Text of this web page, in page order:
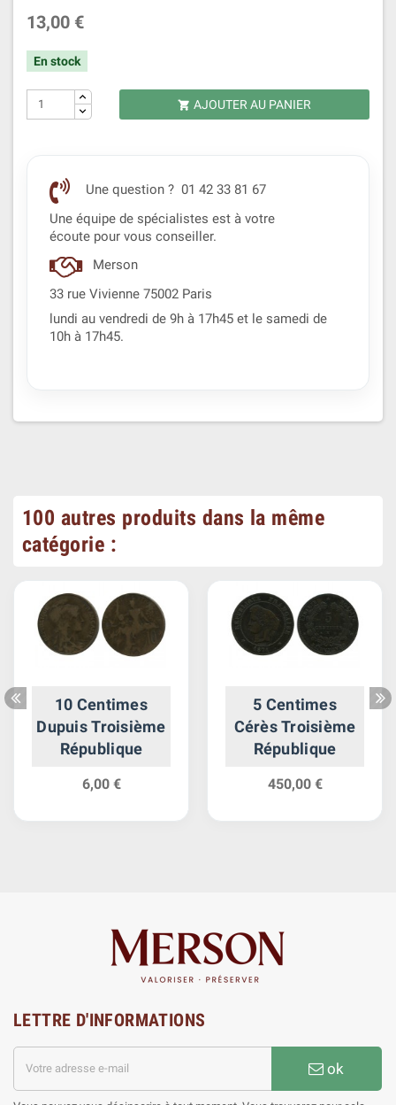
13,00 €
En stock
 AJOUTER AU PANIER
Une question ? 01 42 33 81 67
Une équipe de spécialistes est à votre
écoute pour vous conseiller.
Merson
33 rue Vivienne 75002 Paris
lundi au vendredi de 9h à 17h45 et le samedi de
10h à 17h45.
100 autres produits dans la même
catégorie :
10 Centimes
Dupuis Troisième
République
6,00 €
5 Centimes
Cérès Troisième
République
450,00 €
LETTRE D'INFORMATIONS
ok